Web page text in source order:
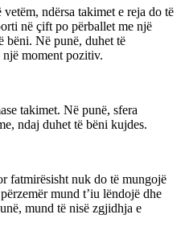
ndërsa takimet e reja do të
në çift po përballet me një
bëni. Në punë, duhet të
një moment pozitiv.
takimet. Në punë, sfera
ndaj duhet të bëni kujdes.
fatmirësisht nuk do të mungojë
mund t’iu lëndojë dhe
mund të nisë zgjidhja e